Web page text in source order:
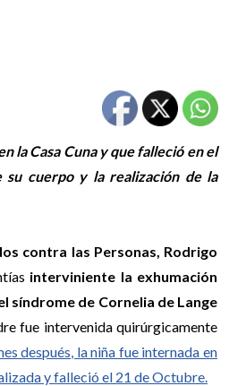
la Casa Cuna y que falleció en el
su cuerpo y la realización de la
contra las Personas, Rodrigo
interviniente la exhumación
síndrome de Cornelia de Lange
fue intervenida quirúrgicamente
después, la niña fue internada en
y falleció el 21 de Octubre.